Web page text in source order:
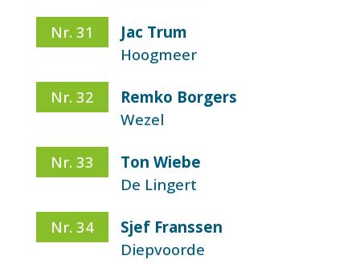
Nr. 31
Jac Trum
Hoogmeer
Nr. 32
Remko Borgers
Wezel
Nr. 33
Ton Wiebe
De Lingert
Nr. 34
Sjef Franssen
Diepvoorde